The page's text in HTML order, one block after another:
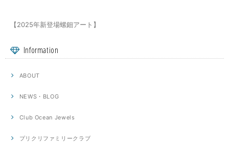
【2025年新登場螺鈿アート】
Information
ABOUT
NEWS・BLOG
Club Ocean Jewels
プリクリファミリークラブ